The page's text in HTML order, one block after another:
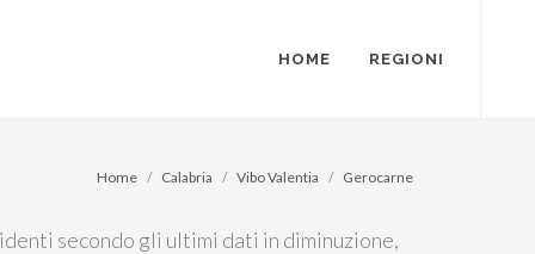
HOME REGIONI
secondo gli ultimi dati in diminuzione,
Home Calabria Vibo Valentia Gerocarne